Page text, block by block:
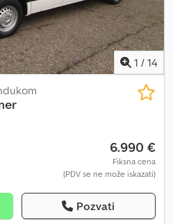
1 / 14
6.990 €
Fiksna cena
(PDV se ne može iskazati)
Pozvati